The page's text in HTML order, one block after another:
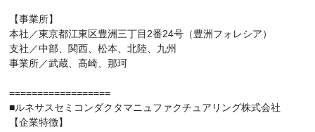
【事業所】
本社／東京都江東区豊洲三丁目2番24号（豊洲フォレシア）
支社／中部、関西、松本、北陸、九州
事業所／武蔵、高崎、那珂
==================
■ルネサスセミコンダクタマニュファクチュアリング株式会社
【企業特徴】